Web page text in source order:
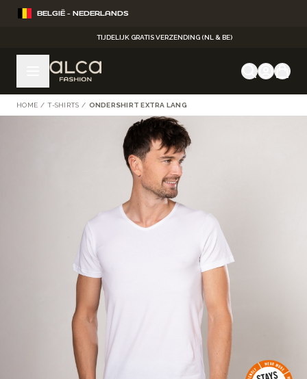
Ga naar de inhoud
TIJDELIJK GRATIS VERZENDING (NL & BE)
BELGIË - NEDERLANDS
HOME / T-SHIRTS / ONDERSHIRT EXTRA LANG